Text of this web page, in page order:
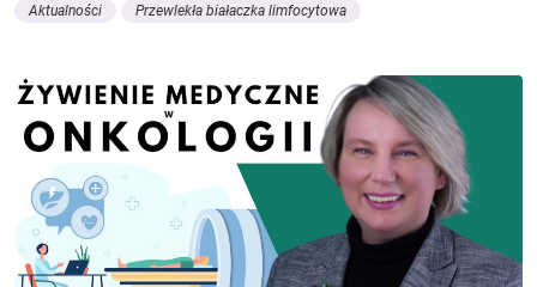
Aktualności Przewlekła białaczka limfocytowa